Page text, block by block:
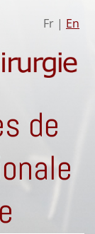
Fr | En
de